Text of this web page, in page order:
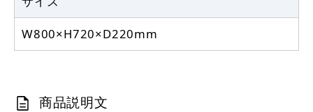
W800×H720×D220mm
商品説明文